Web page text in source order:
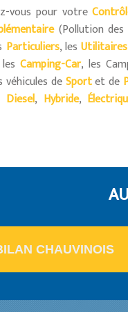
vous pour votre
(Pollution des
Particuliers, lesUtilitaires
Camping-Car, les
deSportet de
Diesel, Hybride,
CHAUVINOIS